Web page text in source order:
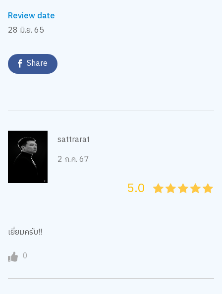
Review date
28 มิ.ย. 65
Share
sattrarat
2 ก.ค. 67
45
4
35
3
25
2
15
1
05
5.0
เยี่ยมครับ!!
0